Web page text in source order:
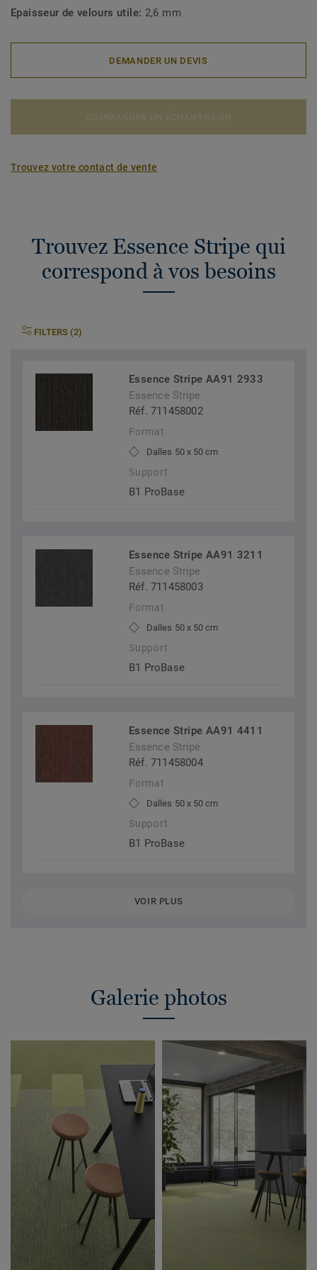
Epaisseur de velours utile: 2,6 mm
DEMANDER UN DEVIS
Trouvez votre contact de vente
Trouvez Essence Stripe qui
correspond à vos besoins
FILTERS (2)
Essence Stripe AA91 2933
Essence Stripe
Réf. 711458002
Format
Dalles 50 x 50 cm
Support
B1 ProBase
Essence Stripe AA91 3211
Essence Stripe
Réf. 711458003
Format
Dalles 50 x 50 cm
Support
B1 ProBase
Essence Stripe AA91 4411
Essence Stripe
Réf. 711458004
Format
Dalles 50 x 50 cm
Support
B1 ProBase
VOIR PLUS
Galerie photos